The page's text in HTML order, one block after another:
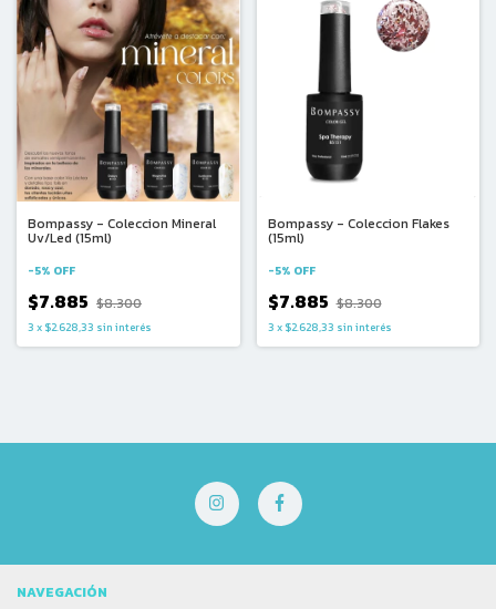
Bompassy - Coleccion Mineral
Uv/Led (15ml)
-5% OFF
$7.885 $8.300
3 x $2.628,33 sin interés
Bompassy - Coleccion Flakes
(15ml)
-5% OFF
$7.885 $8.300
3 x $2.628,33 sin interés
NAVEGACIÓN